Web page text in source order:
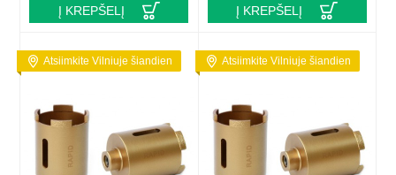
Į KREPŠELĮ Į KREPŠELĮ
Atsiimkite Vilniuje šiandien Atsiimkite Vilniuje šiandien